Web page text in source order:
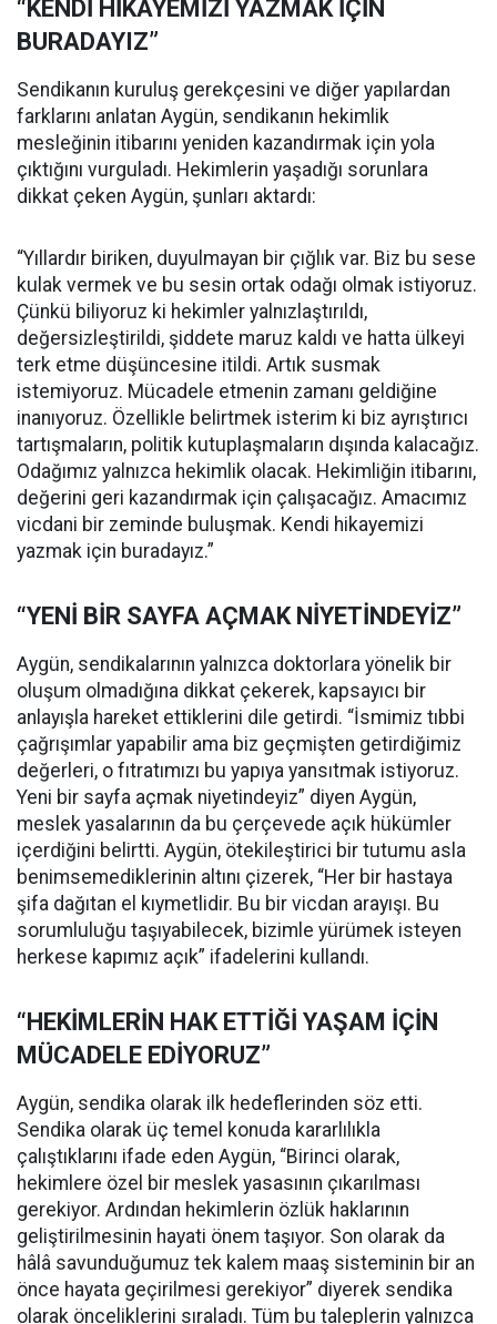
“KENDİ HİKAYEMİZİ YAZMAK İÇİN
BURADAYIZ”
Sendikanın kuruluş gerekçesini ve diğer yapılardan
farklarını anlatan Aygün, sendikanın hekimlik
mesleğinin itibarını yeniden kazandırmak için yola
çıktığını vurguladı. Hekimlerin yaşadığı sorunlara
dikkat çeken Aygün, şunları aktardı:
“Yıllardır biriken, duyulmayan bir çığlık var. Biz bu sese
kulak vermek ve bu sesin ortak odağı olmak istiyoruz.
Çünkü biliyoruz ki hekimler yalnızlaştırıldı,
değersizleştirildi, şiddete maruz kaldı ve hatta ülkeyi
terk etme düşüncesine itildi. Artık susmak
istemiyoruz. Mücadele etmenin zamanı geldiğine
inanıyoruz. Özellikle belirtmek isterim ki biz ayrıştırıcı
tartışmaların, politik kutuplaşmaların dışında kalacağız.
Odağımız yalnızca hekimlik olacak. Hekimliğin itibarını,
değerini geri kazandırmak için çalışacağız. Amacımız
vicdani bir zeminde buluşmak. Kendi hikayemizi
yazmak için buradayız.”
“YENİ BİR SAYFA AÇMAK NİYETİNDEYİZ”
Aygün, sendikalarının yalnızca doktorlara yönelik bir
oluşum olmadığına dikkat çekerek, kapsayıcı bir
anlayışla hareket ettiklerini dile getirdi. “İsmimiz tıbbi
çağrışımlar yapabilir ama biz geçmişten getirdiğimiz
değerleri, o fıtratımızı bu yapıya yansıtmak istiyoruz.
Yeni bir sayfa açmak niyetindeyiz” diyen Aygün,
meslek yasalarının da bu çerçevede açık hükümler
içerdiğini belirtti. Aygün, ötekileştirici bir tutumu asla
benimsemediklerinin altını çizerek, “Her bir hastaya
şifa dağıtan el kıymetlidir. Bu bir vicdan arayışı. Bu
sorumluluğu taşıyabilecek, bizimle yürümek isteyen
herkese kapımız açık” ifadelerini kullandı.
“HEKİMLERİN HAK ETTİĞİ YAŞAM İÇİN
MÜCADELE EDİYORUZ”
Aygün, sendika olarak ilk hedeflerinden söz etti.
Sendika olarak üç temel konuda kararlılıkla
çalıştıklarını ifade eden Aygün, “Birinci olarak,
hekimlere özel bir meslek yasasının çıkarılması
gerekiyor. Ardından hekimlerin özlük haklarının
geliştirilmesinin hayati önem taşıyor. Son olarak da
hâlâ savunduğumuz tek kalem maaş sisteminin bir an
önce hayata geçirilmesi gerekiyor” diyerek sendika
olarak önceliklerini sıraladı. Tüm bu taleplerin yalnızca